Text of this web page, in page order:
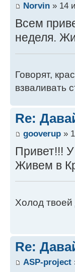
Norvin » 14
Всем
неделя.
Говорят,
взваливать
Re:
gooverup »
Привет!!!
Живем в
Холод
Re:
ASP-project